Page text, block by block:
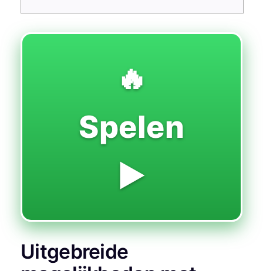
🔥
Spelen
▶️
Uitgebreide